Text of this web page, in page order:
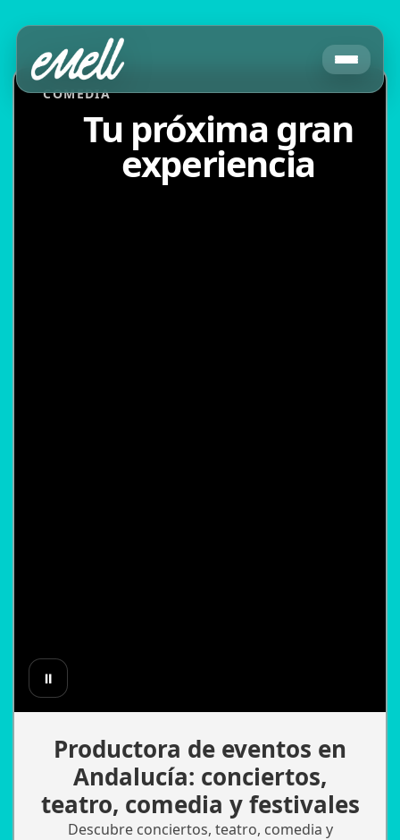
COMEDIA
Tu próxima gran
experiencia
⏸
Productora de eventos en
Andalucía: conciertos,
teatro, comedia y festivales
Descubre conciertos, teatro, comedia y